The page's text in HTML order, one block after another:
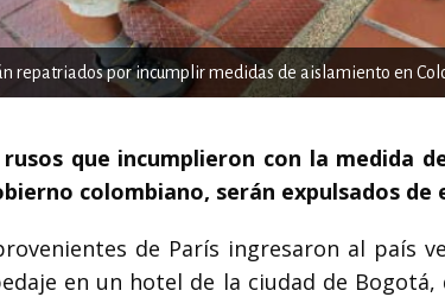
repatriados por incumplir medidas de aislamiento en
rusos que incumplieron con la medida
colombiano, serán expulsados de
de París ingresaron al país
en un hotel de la ciudad de